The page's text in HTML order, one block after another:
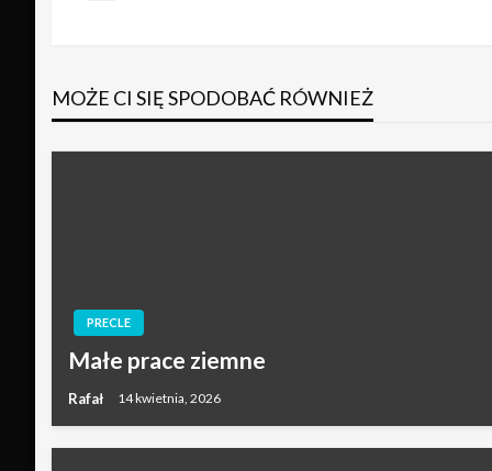
MOŻE CI SIĘ SPODOBAĆ RÓWNIEŻ
PRECLE
Małe prace ziemne
Rafał 14 kwietnia, 2026